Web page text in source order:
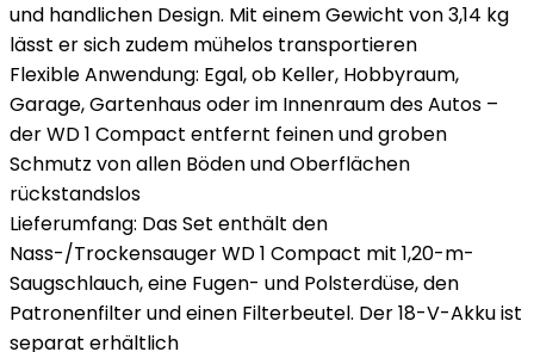
und handlichen Design. Mit einem Gewicht von 3,14 kg
lässt er sich zudem mühelos transportieren
Flexible Anwendung: Egal, ob Keller, Hobbyraum,
Garage, Gartenhaus oder im Innenraum des Autos –
der WD 1 Compact entfernt feinen und groben
Schmutz von allen Böden und Oberflächen
rückstandslos
Lieferumfang: Das Set enthält den
Nass-/Trockensauger WD 1 Compact mit 1,20-m-
Saugschlauch, eine Fugen- und Polsterdüse, den
Patronenfilter und einen Filterbeutel. Der 18-V-Akku ist
separat erhältlich